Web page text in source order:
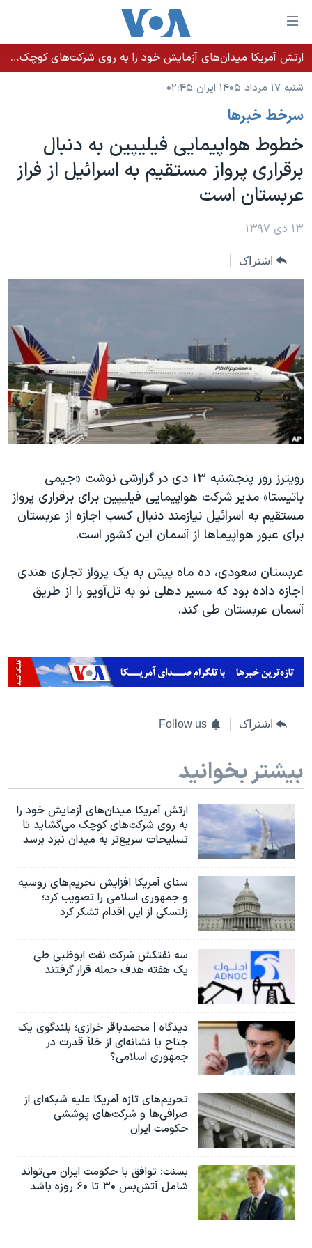
لینکهای
قابل
دسترسی
جهش
محتوای
اصلی
جهش
به
صفحه
جهش
خانه
نسخه سبک وب‌سایت
موضوع ها
ایران
آمریکا
جهان
ورزشی
حقوق شهروندی
اقتصادی
علم و فناوری
اسرائیل در جنگ
آرشیو پخش زنده
برنامه های تلویزیونی
جدول برنامه ها
صفحه‌های ویژه
جام جهانی ۲۰۲۶
انتخابات ریاست جمهوری آمریکا ۲۰۲۴
حمله جمهوری اسلامی به اسرائیل
رمز مهسا
ورزش زنان در ایران
مجموعه مستندهای دادخواهی
تریبونال مردمی آبان ۹۸
دادگاه حمید نوری
قانون شفافیت دارائی کادر رهبری ایران
اعتراضات مردمی آبان ۹۸
همایش محافظه‌کاران آمریکا «سی‌پک»
سفر پرزیدنت ترامپ به چین
فرکانس‌های صدای آمریکا
پخش رادیویی
زبانهای مختلف
ارتش آمریکا میدان‌های آزمایش خود را به روی شرکت‌های کوچک می‌گشاید تا تسلیحات سریع‌تر به میدان نبرد برسد
شنبه ۱۷ مرداد ۱۴۰۵ ایران ۰۲:۴۵
سرخط خبرها
خطوط هواپیمایی فیلیپین به دنبال
برقراری پرواز مستقیم به اسرائیل از فراز
عربستان است
۱۳ دی ۱۳۹۷
اشتراک
رویترز روز پنجشنبه ۱۳ دی در گزارشی نوشت «جیمی
باتیستا» مدیر شرکت هواپیمایی فیلیپین برای برقراری پرواز
مستقیم به اسرائیل نیازمند دنبال کسب اجازه از عربستان
برای عبور هواپیماها از آسمان این کشور است.
عربستان سعودی، ده ماه پیش به یک پرواز تجاری هندی
اجازه داده بود که مسیر دهلی نو به تل‌آویو را از طریق
آسمان عربستان طی کند.
اشتراک Follow us
بیشتر بخوانید
ارتش آمریکا میدان‌های آزمایش خود را
به روی شرکت‌های کوچک می‌گشاید تا
تسلیحات سریع‌تر به میدان نبرد برسد
سنای آمریکا افزایش تحریم‌های روسیه
و جمهوری اسلامی را تصویب کرد؛
زلنسکی از این اقدام تشکر کرد
سه نفتکش شرکت نفت ابوظبی طی
یک هفته هدف حمله قرار گرفتند
دیدگاه | محمدباقر خرازی؛ بلندگوی یک
جناح یا نشانه‌ای از خلأ قدرت در
جمهوری اسلامی؟
تحریم‌های تازه آمریکا علیه شبکه‌ای از
صرافی‌ها و شرکت‌های پوششی
حکومت ایران
بسنت: توافق با حکومت ایران می‌تواند
شامل آتش‌بس ۳۰ تا ۶۰ روزه باشد